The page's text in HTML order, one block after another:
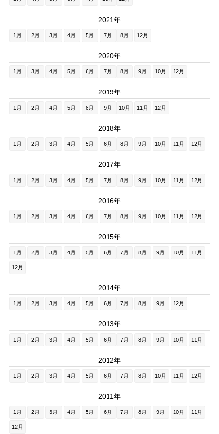
2021年
1月 2月 3月 4月 5月 7月 8月 12月
2020年
1月 3月 4月 5月 6月 7月 8月 9月 10月 12月
2019年
1月 2月 4月 5月 8月 9月 10月 11月 12月
2018年
1月 2月 3月 4月 5月 6月 8月 9月 10月 11月 12月
2017年
1月 2月 3月 4月 5月 7月 8月 9月 10月 11月 12月
2016年
1月 2月 3月 4月 6月 7月 8月 9月 10月 11月 12月
2015年
1月 2月 3月 4月 5月 6月 7月 8月 9月 10月 11月
12月
2014年
1月 2月 3月 4月 5月 6月 7月 8月 9月 12月
2013年
1月 2月 3月 4月 5月 6月 7月 8月 9月 10月 11月
2012年
1月 2月 3月 4月 5月 6月 7月 8月 10月 11月 12月
2011年
1月 2月 3月 4月 5月 6月 7月 8月 9月 10月 11月
12月